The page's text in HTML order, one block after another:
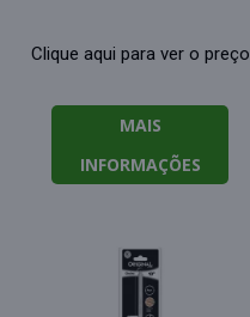
Clique aqui para ver o preço
MAIS
INFORMAÇÕES